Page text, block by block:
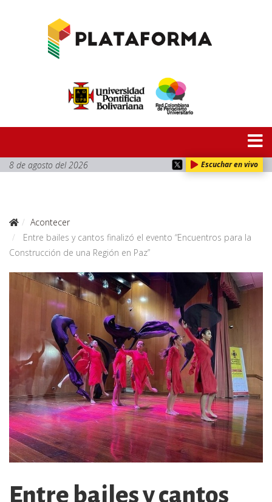
8 de agosto del 2026 Escuchar en vivo
Acontecer
Entre bailes y cantos finalizó el evento “Encuentros para la
Construcción de una Región en Paz”
Entre bailes y cantos